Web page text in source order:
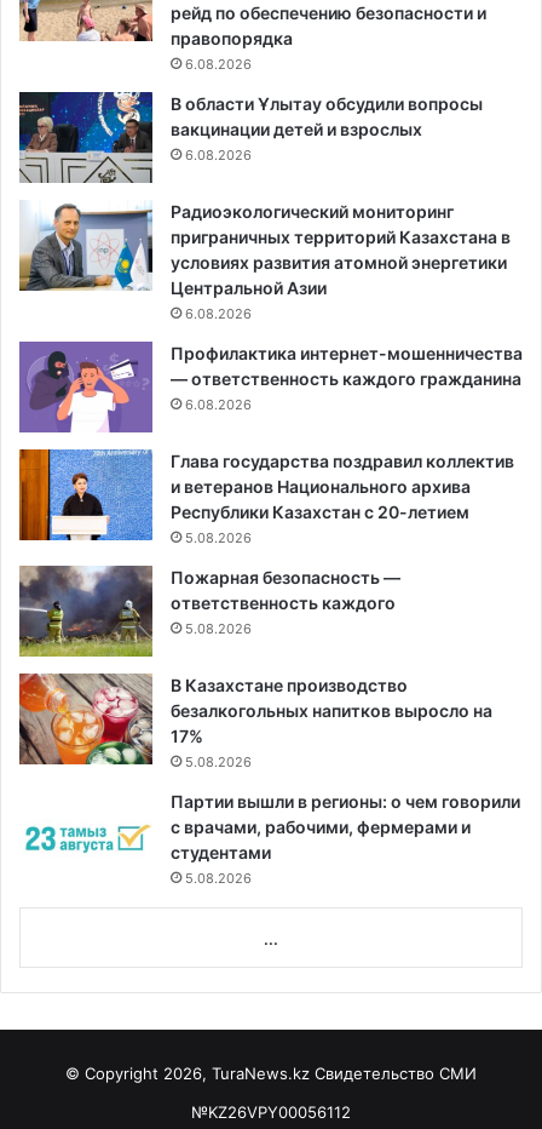
рейд по обеспечению безопасности и
правопорядка
6.08.2026
В области Ұлытау обсудили вопросы
вакцинации детей и взрослых
6.08.2026
Радиоэкологический мониторинг
приграничных территорий Казахстана в
условиях развития атомной энергетики
Центральной Азии
6.08.2026
Профилактика интернет-мошенничества
— ответственность каждого гражданина
6.08.2026
Глава государства поздравил коллектив
и ветеранов Национального архива
Республики Казахстан с 20-летием
5.08.2026
Пожарная безопасность —
ответственность каждого
5.08.2026
В Казахстане производство
безалкогольных напитков выросло на
17%
5.08.2026
Партии вышли в регионы: о чем говорили
с врачами, рабочими, фермерами и
студентами
5.08.2026
...
© Copyright 2026, TuraNews.kz Свидетельство СМИ
№KZ26VPY00056112